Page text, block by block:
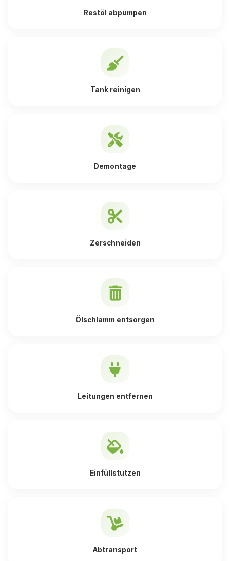
Restöl abpumpen
Tank reinigen
Demontage
Zerschneiden
Ölschlamm entsorgen
Leitungen entfernen
Einfüllstutzen
Abtransport